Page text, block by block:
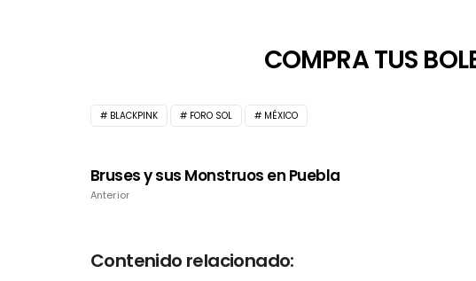
COMPRA TUS
BLACKPINK FORO SOL MÉXICO
Bruses y sus Monstruos en Puebla
Anterior
Contenido relacionado: